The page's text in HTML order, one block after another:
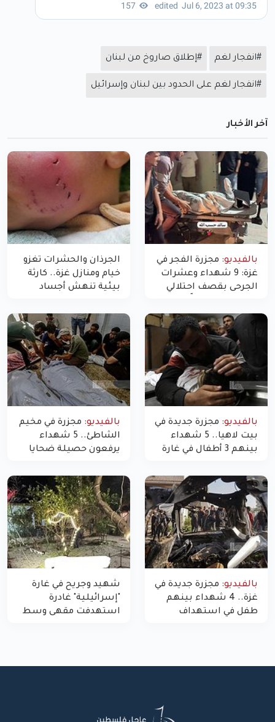
#انفجار لغم #إطلاق صاروخ من لبنان
#انفجار لغم على الحدود بين لبنان وإسرائيل
آخر الأخبار
بالفيديو: مجزرة الفجر في
غزة: 9 شهداء وعشرات
الجرحى بقصف احتلالي
الجرذان والحشرات تغزو
خيام ومنازل غزة.. كارثة
بيئية تنهش أجساد
بالفيديو: مجزرة جديدة في
بيت لاهيا.. 5 شهداء
بينهم 3 أطفال في غارة
غزة
بالفيديو: مجزرة في مخيم
الشاطئ.. 5 شهداء
يرفعون حصيلة ضحايا
بالفيديو: مجزرة جديدة في
غزة.. 4 شهداء بينهم
طفل في استهداف
شهيد وجريح في غارة
"إسرائيلية" غادرة
استهدفت مقهى وسط